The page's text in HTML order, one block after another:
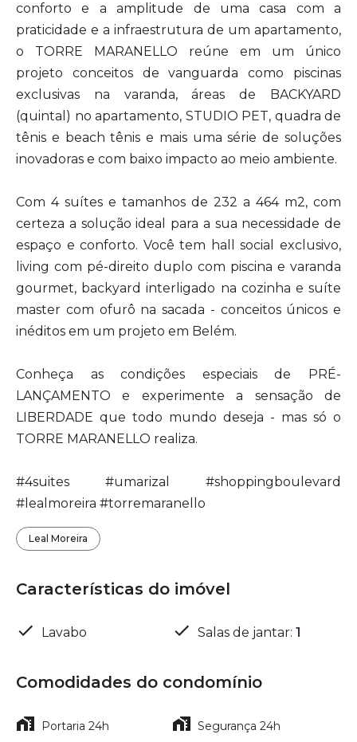
conforto e a amplitude de uma casa com a
praticidade e a infraestrutura de um apartamento,
o TORRE MARANELLO reúne em um único
projeto conceitos de vanguarda como piscinas
exclusivas na varanda, áreas de BACKYARD
(quintal) no apartamento, STUDIO PET, quadra de
tênis e beach tênis e mais uma série de soluções
inovadoras e com baixo impacto ao meio ambiente.
Com 4 suítes e tamanhos de 232 a 464 m2, com
certeza a solução ideal para a sua necessidade de
espaço e conforto. Você tem hall social exclusivo,
living com pé-direito duplo com piscina e varanda
gourmet, backyard interligado na cozinha e suíte
master com ofurô na sacada - conceitos únicos e
inéditos em um projeto em Belém.
Conheça as condições especiais de PRÉ-
LANÇAMENTO e experimente a sensação de
LIBERDADE que todo mundo deseja - mas só o
TORRE MARANELLO realiza.
#4suites #umarizal #shoppingboulevard
#lealmoreira #torremaranello
Leal Moreira
Características do imóvel
Lavabo Salas de jantar: 1
Comodidades do condomínio
Portaria 24h Segurança 24h